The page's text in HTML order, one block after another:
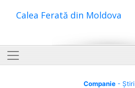
Calea Ferată din Moldova
Companie- Știri